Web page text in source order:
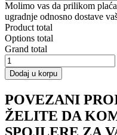
Molimo vas da prilikom
ugradnje odnosno dostave
Product total
Options total
Grand total
Rear
Side
Splitters
Scala
količina
Dodaj u korpu
POVEZANI
ŽELITE DA